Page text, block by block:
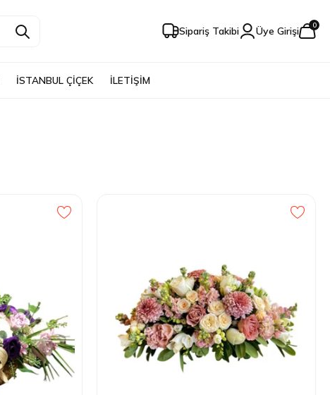
Sipariş Takibi Üye Girişi 0
İSTANBUL ÇİÇEK İLETİŞİM